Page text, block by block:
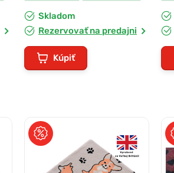
Skladom
Rezervovať na predajni
Kúpiť